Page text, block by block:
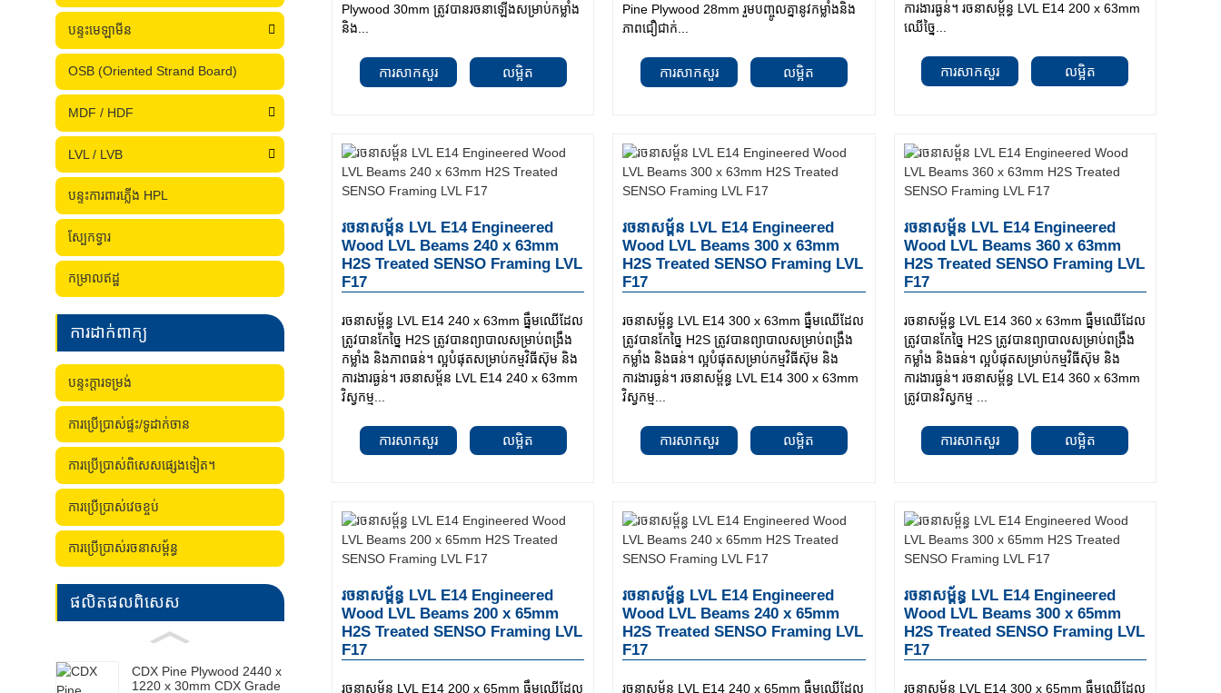
បន្ទះមេឡាមីន
OSB (Oriented Strand Board)
MDF / HDF
LVL / LVB
បន្ទះការពារភ្លើង HPL
ស្បែកទ្វារ
កម្រាលឥដ្ឋ
ការដាក់ពាក្យ
បន្ទះក្តារទម្រង់
ការប្រើប្រាស់ផ្ទះ/ទូដាក់ចាន
ការប្រើប្រាស់ពិសេសផ្សេងទៀត។
ការប្រើប្រាស់វេចខ្ចប់
ការប្រើប្រាស់រចនាសម្ព័ន្ធ
ផលិតផលពិសេស
CDX Pine Plywood 2440 x
1220 x 30mm CDX Grade
Plywood 30mm ត្រូវបានរចនាឡើងសម្រាប់កម្លាំង
និង...
ការសាកសួរ លម្អិត
Pine Plywood 28mm រួមបញ្ចូលគ្នានូវកម្លាំងនិង
ភាពជឿជាក់...
ការសាកសួរ លម្អិត
ការងារធ្ងន់។ រចនាសម្ព័ន្ធ LVL E14 200 x 63mm
ឈើច្នៃ...
ការសាកសួរ លម្អិត
រចនាសម្ព័ន LVL E14 Engineered
Wood LVL Beams 240 x 63mm
H2S Treated SENSO Framing LVL
F17
រចនាសម្ព័ន្ធ LVL E14 240 x 63mm ធ្នឹមឈើដែល
ត្រូវបានកែច្នៃ H2S ត្រូវបានព្យាបាលសម្រាប់ពង្រឹង
កម្លាំង និងភាពធន់។ ល្អបំផុតសម្រាប់កម្មវិធីស៊ុម និង
ការងារធ្ងន់។ រចនាសម្ព័ន LVL E14 240 x 63mm
វិស្វកម្ម...
ការសាកសួរ លម្អិត
រចនាសម្ព័ន LVL E14 Engineered
Wood LVL Beams 300 x 63mm
H2S Treated SENSO Framing LVL
F17
រចនាសម្ព័ន្ធ LVL E14 300 x 63mm ធ្នឹមឈើដែល
ត្រូវបានកែច្នៃ H2S ត្រូវបានព្យាបាលសម្រាប់ពង្រឹង
កម្លាំង និងធន់។ ល្អបំផុតសម្រាប់កម្មវិធីស៊ុម និង
ការងារធ្ងន់។ រចនាសម្ព័ន្ធ LVL E14 300 x 63mm
វិស្វកម្ម...
ការសាកសួរ លម្អិត
រចនាសម្ព័ន LVL E14 Engineered
Wood LVL Beams 360 x 63mm
H2S Treated SENSO Framing LVL
F17
រចនាសម្ព័ន្ធ LVL E14 360 x 63mm ធ្នឹមឈើដែល
ត្រូវបានកែច្នៃ H2S ត្រូវបានព្យាបាលសម្រាប់ពង្រឹង
កម្លាំង និងធន់។ ល្អបំផុតសម្រាប់កម្មវិធីស៊ុម និង
ការងារធ្ងន់។ រចនាសម្ព័ន្ធ LVL E14 360 x 63mm
ត្រូវបានវិស្វកម្ម ...
ការសាកសួរ លម្អិត
រចនាសម្ព័ន្ធ LVL E14 Engineered
Wood LVL Beams 200 x 65mm
H2S Treated SENSO Framing LVL
F17
រចនាសម្ព័ន្ធ LVL E14 200 x 65mm ធ្នឹមឈើដែល
រចនាសម្ព័ន្ធ LVL E14 Engineered
Wood LVL Beams 240 x 65mm
H2S Treated SENSO Framing LVL
F17
រចនាសម្ព័ន្ធ LVL E14 240 x 65mm ធ្នឹមឈើដែល
រចនាសម្ព័ន្ធ LVL E14 Engineered
Wood LVL Beams 300 x 65mm
H2S Treated SENSO Framing LVL
F17
រចនាសម្ព័ន្ធ LVL E14 300 x 65mm ធ្នឹមឈើដែល